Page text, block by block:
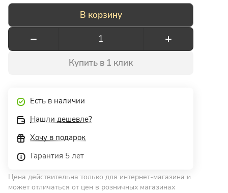
В корзину
Купить в 1 клик
Есть в наличии
Нашли дешевле?
Хочу в подарок
Гарантия 5 лет
Цена действительна только для интернет-магазина и
может отличаться от цен в розничных магазинах